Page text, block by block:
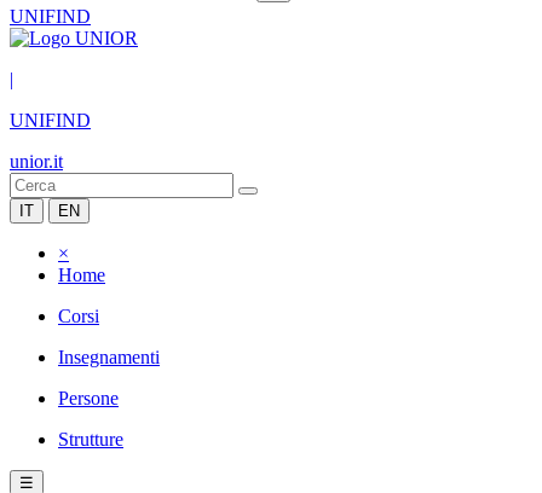
UNIFIND
|
UNIFIND
unior.it
IT EN
×
Home
Corsi
Insegnamenti
Persone
Strutture
☰